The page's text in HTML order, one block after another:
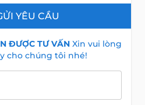
YÊU CẦU
ĐƯỢC TƯ VẤNXin vui lòng
cho chúng tôi nhé!